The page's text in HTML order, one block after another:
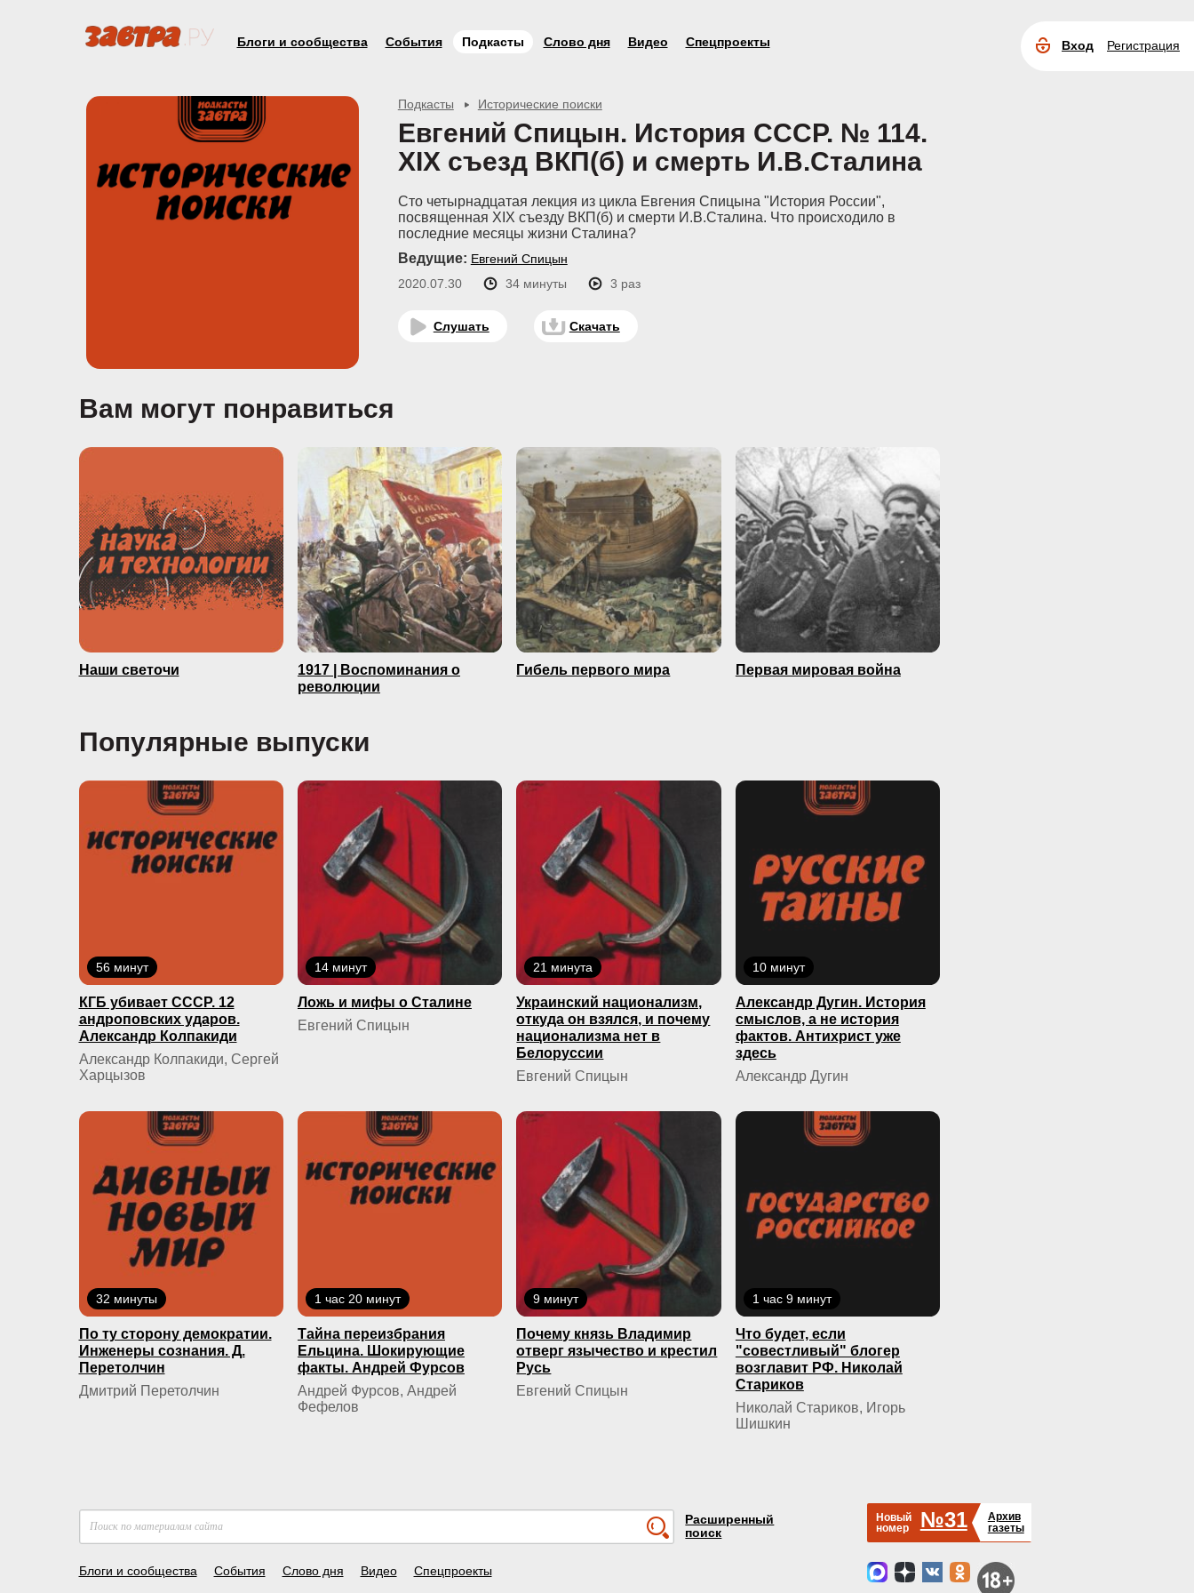
Блоги и сообщества События Подкасты Слово дня Видео Спецпроекты Вход
Регистрация
Подкасты
Исторические поиски
Евгений Спицын. История СССР. № 114.
XIX съезд ВКП(б) и смерть И.В.Сталина
Сто четырнадцатая лекция из цикла Евгения Спицына "История России",
посвященная XIX съезду ВКП(б) и смерти И.В.Сталина. Что происходило в
последние месяцы жизни Сталина?
Ведущие: Евгений Спицын
2020.07.30
34 минуты 3 раз
Слушать Скачать
Вам могут понравиться
Наши светочи
1917 | Воспоминания о
революции
Гибель первого мира Первая мировая война
Популярные выпуски
56 минут
КГБ yбивaeт СССР. 12
андроповских ударов.
Александр Колпакиди
Александр Колпакиди, Сергей
Харцызов
14 минут
Ложь и мифы о Сталине
Евгений Спицын
21 минута
Украинский национализм,
откуда он взялся, и почему
национализма нет в
Белоруссии
Евгений Спицын
10 минут
Александр Дугин. История
смыслов, а не история
фактов. Антихрист уже
здесь
Александр Дугин
32 минуты
По ту сторону демократии.
Инженеры сознания. Д.
Перетолчин
Дмитрий Перетолчин
1 час 20 минут
Тайна переизбрания
Ельцина. Шокирующие
факты. Андрей Фурсов
Андрей Фурсов, Андрей
Фефелов
9 минут
Почему князь Владимир
отверг язычество и крестил
Русь
Евгений Спицын
1 час 9 минут
Что будет, если
"совестливый" блогер
возглавит РФ. Николай
Стариков
Николай Стариков, Игорь
Шишкин
Расширенный
поиск
Блоги и сообщества События Слово дня Видео Спецпроекты
Новый
номер
№31
Архив
газеты